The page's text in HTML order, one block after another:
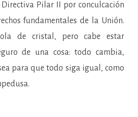
Pilar II por conculcación
fundamentales de la Unión.
de cristal, pero cabe estar
de una cosa: todo cambia,
para que todo siga igual, como